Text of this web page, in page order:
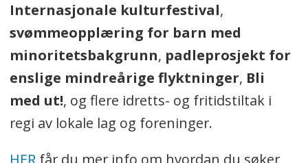
Internasjonale kulturfestival,
svømmeopplæring for barn med
minoritetsbakgrunn, padleprosjekt for
enslige mindreårige flyktninger, Bli
med ut!, og flere idretts- og fritidstiltak i
regi av lokale lag og foreninger.